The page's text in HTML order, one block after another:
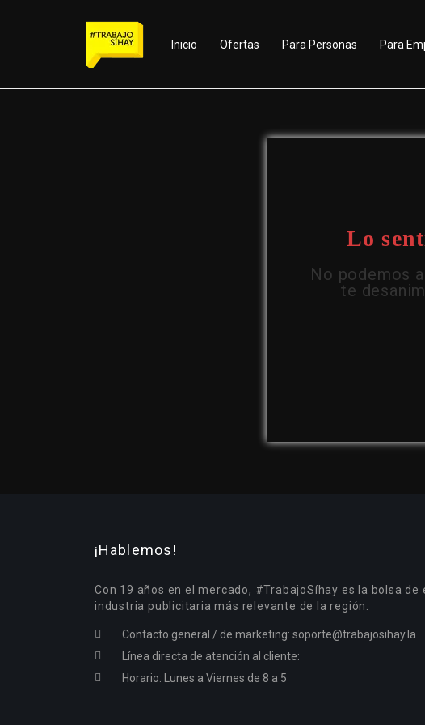
Inicio Ofertas Para Personas Para
Lo
No podemos
te
¡Hablemos!
Con 19 años en el mercado, #TrabajoSíhay es la bolsa de
industria publicitaria más relevante de la región.
Contacto general / de marketing: soporte@trabajosihay.la
Línea directa de atención al cliente:
Horario: Lunes a Viernes de 8 a 5